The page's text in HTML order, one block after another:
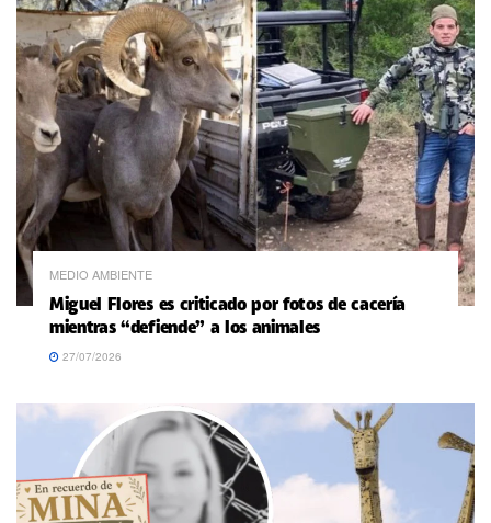
MEDIO AMBIENTE
Miguel Flores es criticado por fotos de cacería
mientras “defiende” a los animales
27/07/2026